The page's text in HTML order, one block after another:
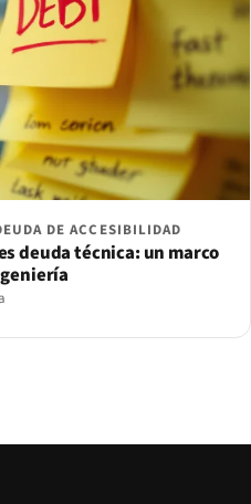
DE ACCESIBILIDAD
deuda técnica: un marco